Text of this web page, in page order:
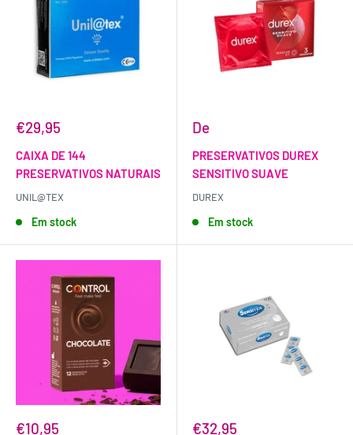
€29,95
CAIXA DE 144
PRESERVATIVOS NATURAIS
UNIL@TEX
Em stock
De
PRESERVATIVOS DUREX
SENSITIVO SUAVE
DUREX
Em stock
€10,95 €32,95